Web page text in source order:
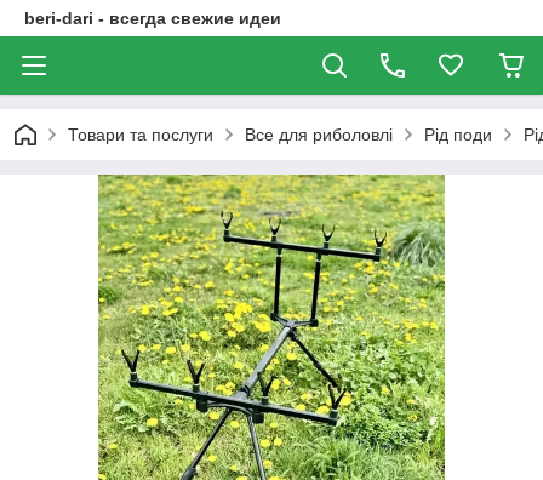
beri-dari - всегда свежие идеи
Товари та послуги Все для риболовлі Рід поди